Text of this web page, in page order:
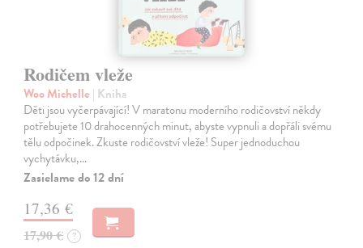
Rodičem vleže
Woo Michelle | Kniha
Děti jsou vyčerpávající! V maratonu moderního rodičovství někdy
potřebujete 10 drahocenných minut, abyste vypnuli a dopřáli svému
tělu odpočinek. Zkuste rodičovství vleže! Super jednoduchou
vychytávku,…
Zasielame do 12 dní
17,36 €
17,90 € ?